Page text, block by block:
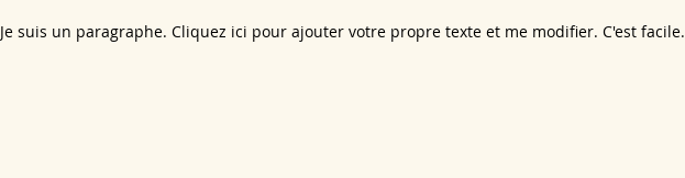
Je suis un paragraphe. Cliquez ici pour ajouter votre propre texte et me modifier. C'est facile.